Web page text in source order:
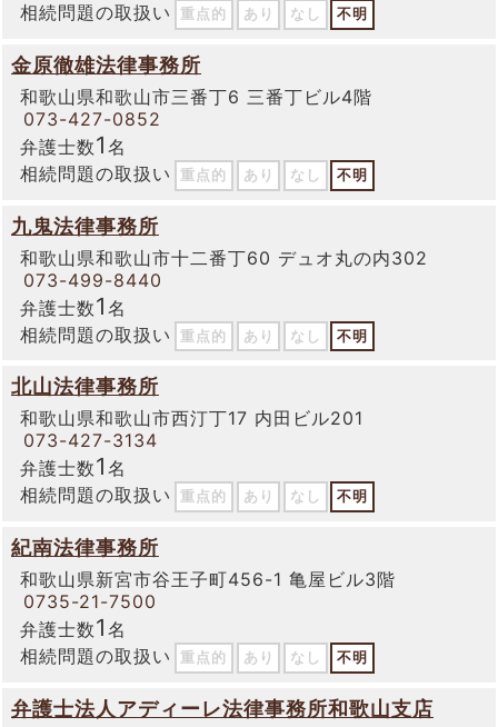
相続問題の取扱い
重点的 あり なし 不明
金原徹雄法律事務所
和歌山県和歌山市三番丁6 三番丁ビル4階
073-427-0852
弁護士数1 名
相続問題の取扱い
重点的 あり なし 不明
九鬼法律事務所
和歌山県和歌山市十二番丁60 デュオ丸の内302
073-499-8440
弁護士数1 名
相続問題の取扱い
重点的 あり なし 不明
北山法律事務所
和歌山県和歌山市西汀丁17 内田ビル201
073-427-3134
弁護士数1 名
相続問題の取扱い
重点的 あり なし 不明
紀南法律事務所
和歌山県新宮市谷王子町456-1 亀屋ビル3階
0735-21-7500
弁護士数1 名
相続問題の取扱い
重点的 あり なし 不明
弁護士法人アディーレ法律事務所和歌山支店